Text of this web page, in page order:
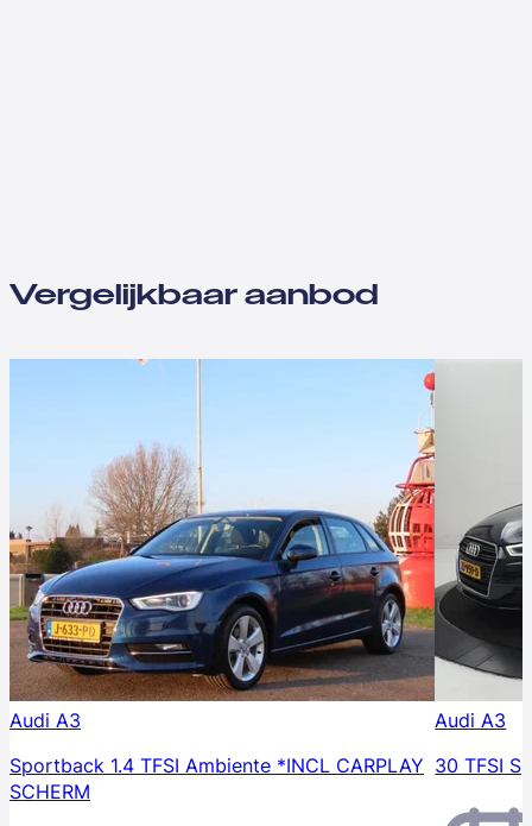
Vergelijkbaar aanbod
Audi A3
Sportback 1.4 TFSI Ambiente *INCL CARPLAY
SCHERM
Audi A3
30 TFSI